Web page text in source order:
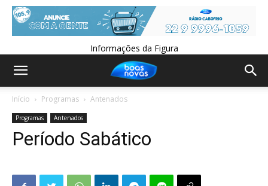
Informações da Figura
Início Programas Antenados
Programas Antenados
Período Sabático